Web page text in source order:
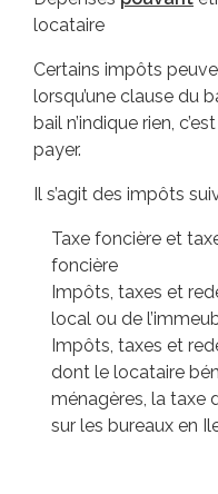
locataire
Certains impôts
lorsqu’une clause du
bail n’indique rien,
payer.
Il s’agit des impôts
Taxe foncière et
foncière
Impôts, taxes et
local ou de
Impôts, taxes et
dont le locataire
ménagères, la taxe
sur les bureaux en